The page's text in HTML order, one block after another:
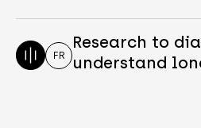
FR
Research to
understand